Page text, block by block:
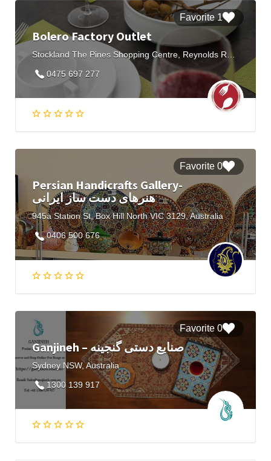
1 Favorite
Bolero Factory Outlet
Stockland The Pines Shopping Centre, Reynolds Road, Doncaster East VIC, Australia
0475 697 277
0 Favorite
Persian Handicrafts Gallery-
هنرهای دست ساز ایرانی
945a Station St, Box Hill North VIC 3129, Australia
0406 500 676
0 Favorite
Ganjineh – صنایع دستی گنجینه
Sydney NSW, Australia
1300 139 917